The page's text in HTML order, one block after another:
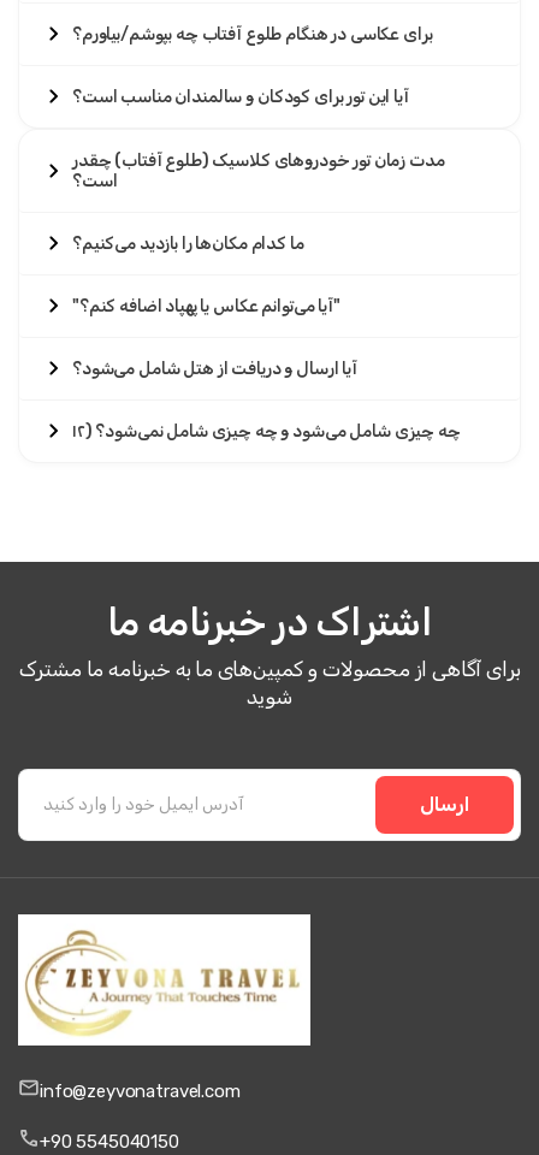
برای عکاسی در هنگام طلوع آفتاب چه بپوشم/بیاورم؟
آیا این تور برای کودکان و سالمندان مناسب است؟
مدت زمان تور خودروهای کلاسیک (طلوع آفتاب) چقدر
است؟
ما کدام مکان‌ها را بازدید می‌کنیم؟
"آیا می‌توانم عکاس یا پهپاد اضافه کنم؟"
آیا ارسال و دریافت از هتل شامل می‌شود؟
۱۲) چه چیزی شامل می‌شود و چه چیزی شامل نمی‌شود؟
اشتراک در خبرنامه ما
برای آگاهی از محصولات و کمپین‌های ما به خبرنامه ما مشترک
شوید
ارسال
info@zeyvonatravel.com
+90 5545040150